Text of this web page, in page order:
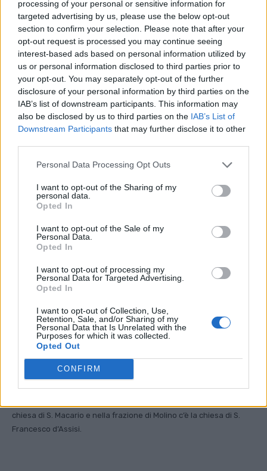
processing of your personal or sensitive information for
targeted advertising by us, please use the below opt-out
section to confirm your selection. Please note that after your
opt-out request is processed you may continue seeing
interest-based ads based on personal information utilized by
us or personal information disclosed to third parties prior to
your opt-out. You may separately opt-out of the further
disclosure of your personal information by third parties on the
IAB’s list of downstream participants. This information may
also be disclosed by us to third parties on the IAB’s List of
Downstream Participants that may further disclose it to other
Personal Data Processing Opt Outs
I want to opt-out of the Sharing of my
personal data.
Opted In
I want to opt-out of the Sale of my
Personal Data.
Opted In
I want to opt-out of processing my
Personal Data for Targeted Advertising.
Opted In
I want to opt-out of Collection, Use,
Retention, Sale, and/or Sharing of my
Personal Data that Is Unrelated with the
Purposes for which it was collected.
Opted Out
CONFIRM
La chiesa di S. Nicola. Foto: Marta Cardini
Inizialmente soggetta alla pieve di Santa Maria di Chiampo,
divenne nel XIII secolo parrocchia autonoma, come attestano le
dell’imposta straordinaria sulle rendite ecclesiastiche, che il
papato prelevava per il finanziamento delle crociate o per altri
particolari bisogni della Chiesa.
L’attuale chiesa è stata ricostruita nella seconda metà del secolo
chiesa di S. Macario e nella frazione di Molino c’è la chiesa di S.
Francesco d’Assisi.